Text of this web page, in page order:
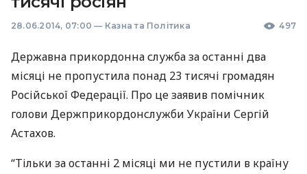
28.06.2014, 07:00 — Казна та Політика 497
Державна прикордонна служба за останні два
місяці не пропустила понад 23 тисячі громадян
Російської Федерації. Про це заявив помічник
голови Держприкордонслужби України Сергій
Астахов.
“Тільки за останні 2 місяці ми не пустили в країну